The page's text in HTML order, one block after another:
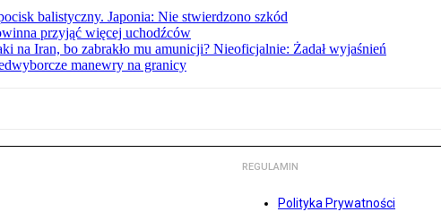
balistyczny. Japonia: Nie stwierdzono szkód
przyjąć więcej uchodźców
na Iran, bo zabrakło mu amunicji? Nieoficjalnie: Żadał wyjaśnień
manewry na granicy
REGULAMIN
Polityka Prywatności